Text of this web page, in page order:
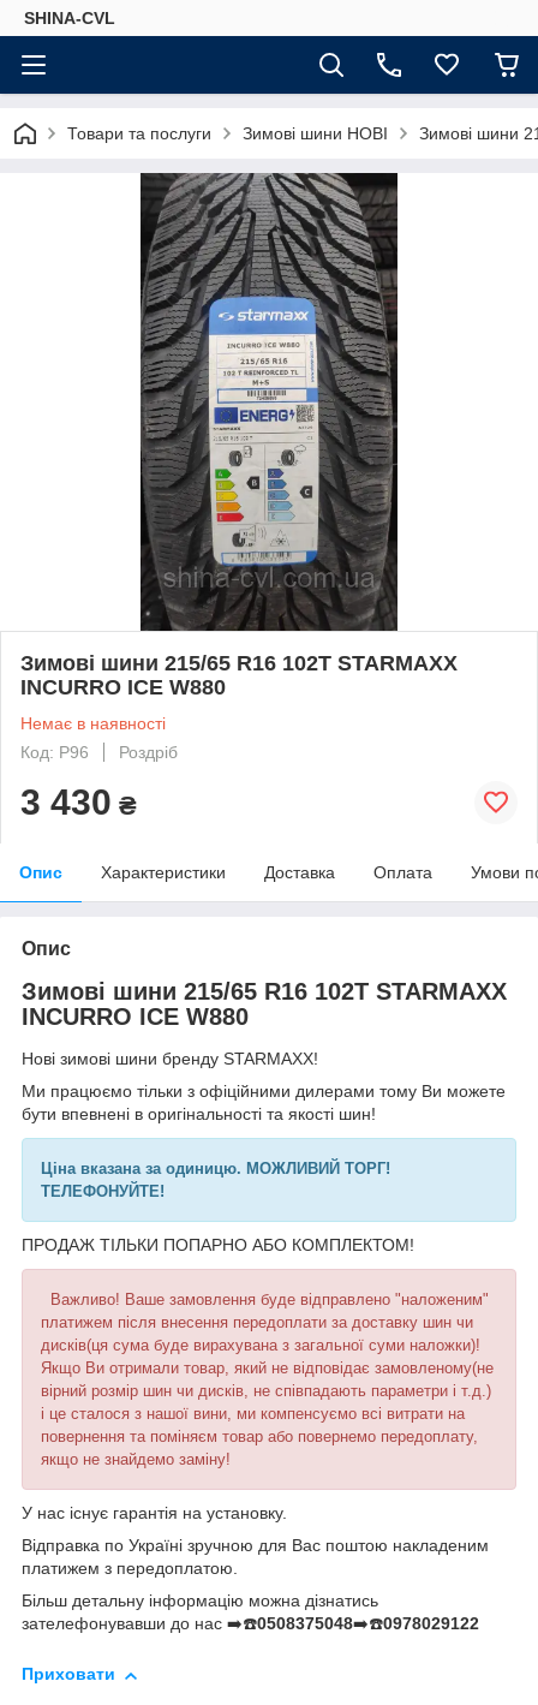
SHINA-CVL
Товари та послуги Зимові шини НОВІ Зимові шини
Зимові шини 215/65 R16 102T STARMAXX
INCURRO ICE W880
Немає в наявності
Код: Р96
Роздріб
3 430 ₴
Опис Характеристики Доставка Оплата Умови
Опис
Зимові шини 215/65 R16 102T STARMAXX
INCURRO ICE W880
Нові зимові шини бренду STARMAXX!
Ми працюємо тільки з офіційними дилерами тому Ви можете
бути впевнені в оригінальності та якості шин!
Ціна вказана за одиницю. МОЖЛИВИЙ ТОРГ!
ТЕЛЕФОНУЙТЕ!
ПРОДАЖ ТІЛЬКИ ПОПАРНО АБО КОМПЛЕКТОМ!
Важливо! Ваше замовлення буде відправлено "наложеним"
платижем після внесення передоплати за доставку шин чи
дисків(ця сума буде вирахувана з загальної суми наложки)!
Якщо Ви отримали товар, який не відповідає замовленому(не
вірний розмір шин чи дисків, не співпадають параметри і т.д.)
і це сталося з нашої вини, ми компенсуємо всі витрати на
повернення та поміняєм товар або повернемо передоплату,
якщо не знайдемо заміну!
У нас існує гарантія на установку.
Відправка по Україні зручною для Вас поштою накладеним
платижем з передоплатою.
Більш детальну інформацію можна дізнатись
зателефонувавши до нас ➡️☎️0508375048➡️☎️0978029122
Приховати